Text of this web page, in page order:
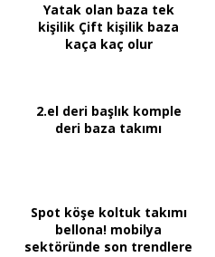
Yatak olan baza tek
kişilik Çift kişilik baza
kaça kaç olur
2.el deri başlık komple
deri baza takımı
Spot köşe koltuk takımı
bellona! mobilya
sektöründe son trendlere